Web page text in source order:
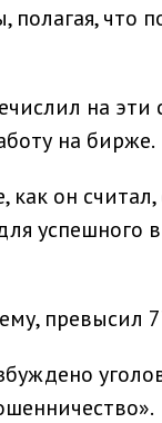
что
на эти
на бирже.
он считал,
успешного
превысил